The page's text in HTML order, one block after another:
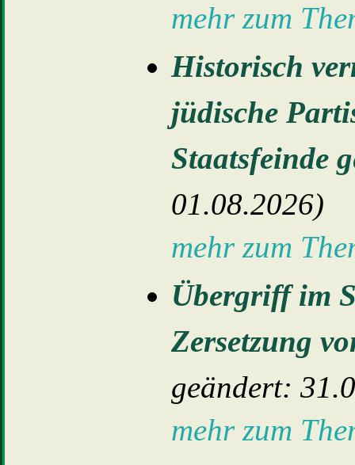
mehr zum
Historisch
jüdische
Staatsfeinde
01.08.2026)
mehr zum
Übergriff im
Zersetzung
geändert:
mehr zum